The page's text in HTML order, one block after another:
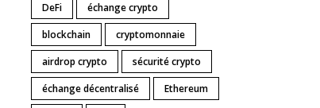
DeFi
échange crypto
blockchain
cryptomonnaie
airdrop crypto
sécurité crypto
échange décentralisé
Ethereum